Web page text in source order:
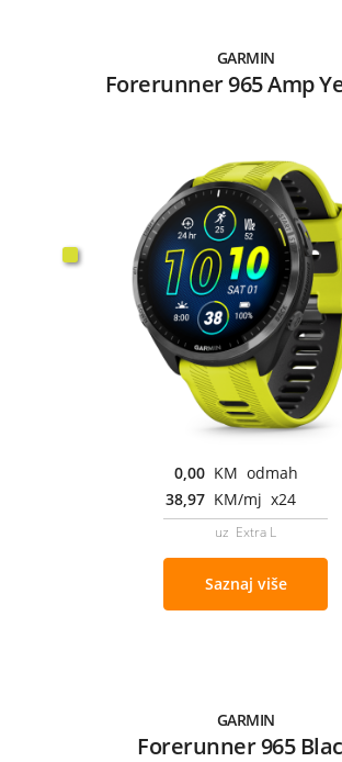
GARMIN
Forerunner 965 Amp
0,00 KM odmah
38,97 KM/mj x24
uz Extra L
Saznaj više
GARMIN
Forerunner 965